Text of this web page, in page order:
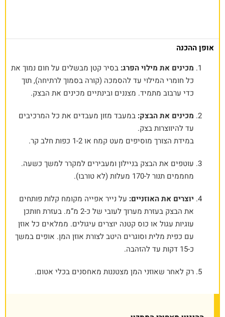
אופן ההכנה
מכינים את מילוי הפרג: בסיר קטן מבשלים על חום נמוך את
כל חומרי המילוי עד להסמכה (קורה בסמוך לרתיחה), תוך
כדי ערבוב מתמיד. מצננים ובינתיים מכינים את הבצק.
מכינים את הבצק: במעבד מזון מעבדים את כל המרכיבים
עד להיווצרות בצק.
במידת הצורך מוסיפים מעט קמח או 1-2 כפות חלב קר.
עוטפים את הבצק בניילון ומעבירים למקרר למשך כשעה.
מחממים תנור ל-170 מעלות (לא טורבו).
יוצרים את האוזניים: על נייר אפייה מקומח קלות פותחים
את הבצק בעזרת מערוך לעובי של כ-2 מ”מ. בעזרת חותכן
עוגיות עגול או כוס קטנה יוצרים עיגולים. ממלאים כל אוזן
עם כפית מלית וסוגרים היטב לצורת אוזן המן. אופים במשך
כ-15 דקות עד להזהבה.
רק לאחר שאוזני המן מצטננות מאחסנים בכלי אטום.